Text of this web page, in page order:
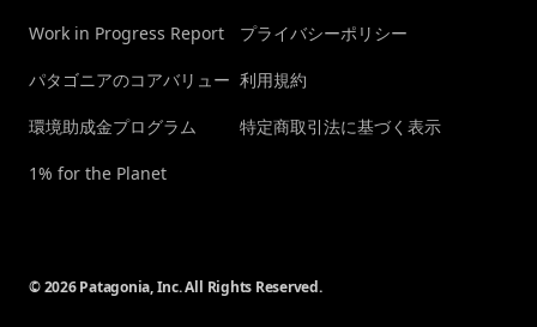
Work in Progress Report
パタゴニアのコアバリュー
環境助成金プログラム
1% for the Planet
プライバシーポリシー
利用規約
特定商取引法に基づく表示
© 2026 Patagonia, Inc. All Rights Reserved.